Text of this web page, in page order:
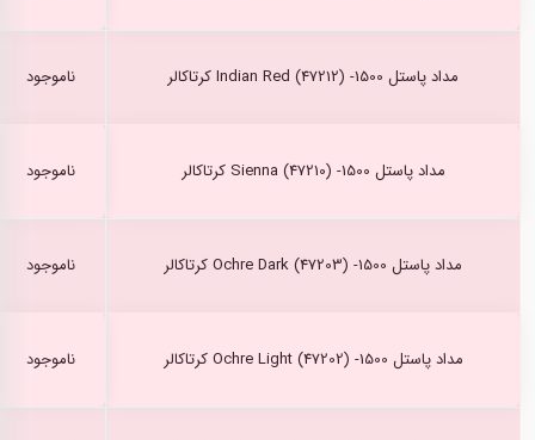
مداد پاستل Indian Red (47212) -1500 کرتاکالر ناموجود
مداد پاستل Sienna (47210) -1500 کرتاکالر ناموجود
مداد پاستل Ochre Dark (47203) -1500 کرتاکالر ناموجود
مداد پاستل Ochre Light (47202) -1500 کرتاکالر ناموجود